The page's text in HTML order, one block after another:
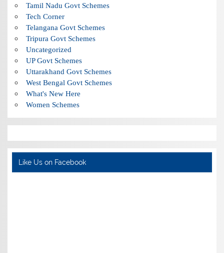
Tamil Nadu Govt Schemes
Tech Corner
Telangana Govt Schemes
Tripura Govt Schemes
Uncategorized
UP Govt Schemes
Uttarakhand Govt Schemes
West Bengal Govt Schemes
What's New Here
Women Schemes
Like Us on Facebook